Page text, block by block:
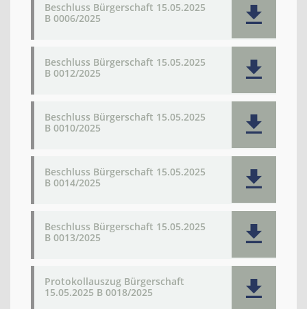
Beschluss Bürgerschaft 15.05.2025
B 0006/2025
Beschluss Bürgerschaft 15.05.2025
B 0012/2025
Beschluss Bürgerschaft 15.05.2025
B 0010/2025
Beschluss Bürgerschaft 15.05.2025
B 0014/2025
Beschluss Bürgerschaft 15.05.2025
B 0013/2025
Protokollauszug Bürgerschaft
15.05.2025 B 0018/2025